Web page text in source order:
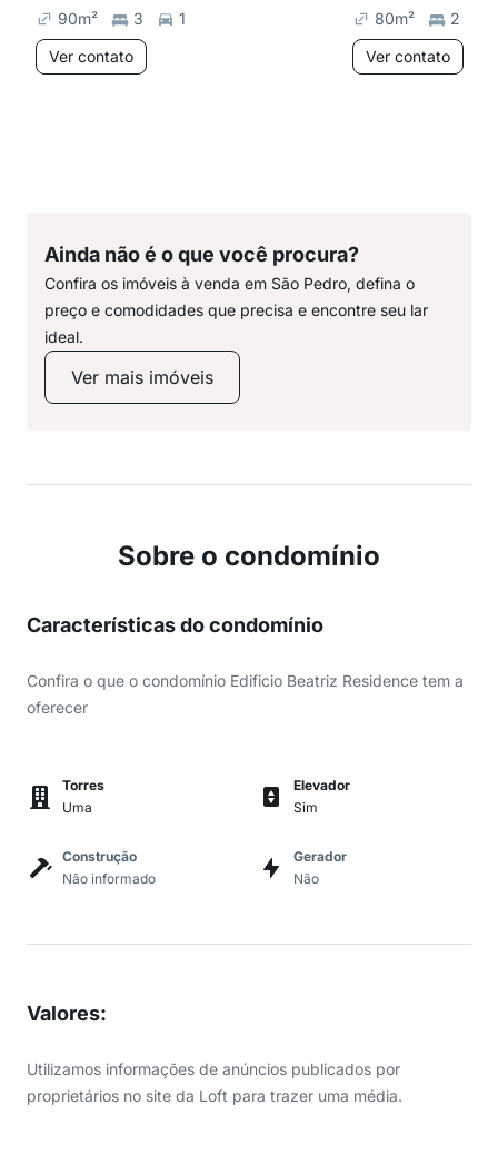
90m² 3
1
Ver contato
80m² 2
Ver contato
Ainda não é o que você procura?
Confira os imóveis à venda em São Pedro, defina o
preço e comodidades que precisa e encontre seu lar
ideal.
Ver mais imóveis
Sobre o condomínio
Características do condomínio
Confira o que o condomínio Edificio Beatriz Residence tem a
oferecer
Torres
Uma
Elevador
Sim
Construção
Não informado
Gerador
Não
Valores:
Utilizamos informações de anúncios publicados por
proprietários no site da Loft para trazer uma média.